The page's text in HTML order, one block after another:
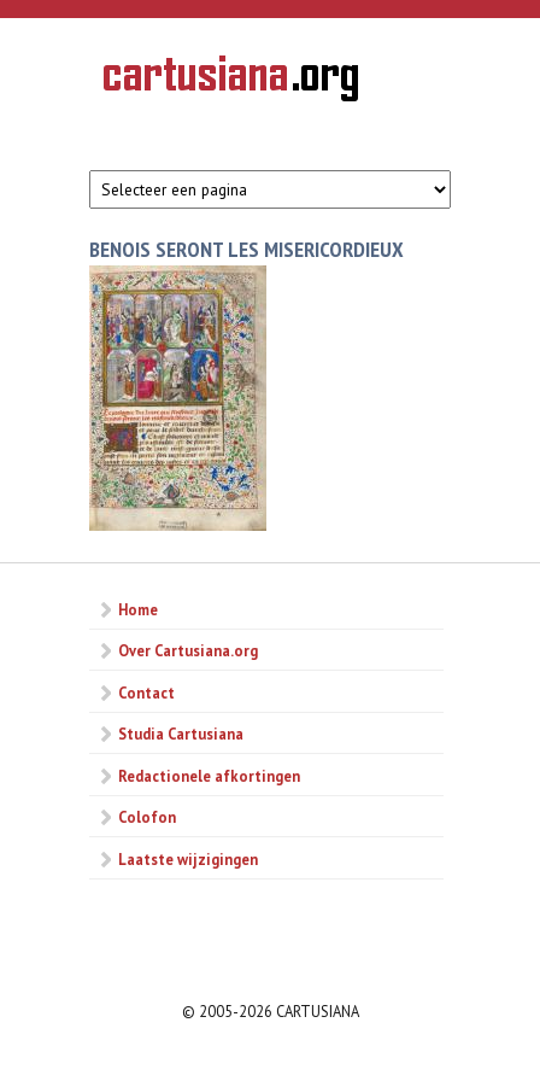
Overslaan en naar de inhoud gaan
CARTUSIANA
Geschiedenis
van de
BENOIS SERONT LES MISERICORDIEUX
Home
Over Cartusiana.org
Contact
Studia Cartusiana
Redactionele afkortingen
Colofon
Laatste wijzigingen
© 2005-2026 CARTUSIANA